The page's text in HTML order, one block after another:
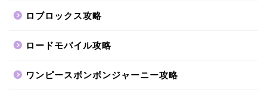
ロブロックス攻略
ロードモバイル攻略
ワンピースボンボンジャーニー攻略